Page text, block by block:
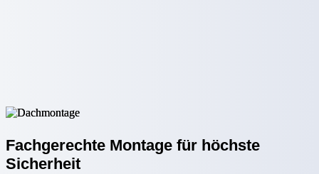
Fachgerechte Montage für höchste
Sicherheit